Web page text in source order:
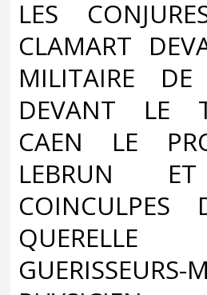
LES
CLAMART
MILITAIRE
DEVANT LE
CAEN LE
LEBRUN
COINCULPES